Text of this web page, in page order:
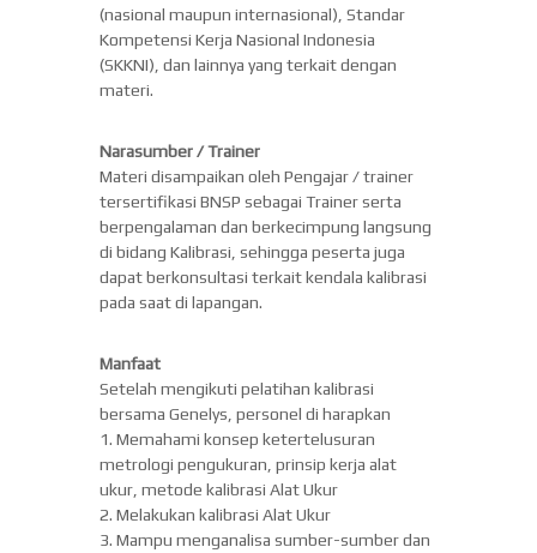
(nasional maupun internasional), Standar
Kompetensi Kerja Nasional Indonesia
(SKKNI), dan lainnya yang terkait dengan
materi.
Narasumber / Trainer
Materi disampaikan oleh Pengajar / trainer
tersertifikasi BNSP sebagai Trainer serta
berpengalaman dan berkecimpung langsung
di bidang Kalibrasi, sehingga peserta juga
dapat berkonsultasi terkait kendala kalibrasi
pada saat di lapangan.
Manfaat
Setelah mengikuti pelatihan kalibrasi
bersama Genelys, personel di harapkan
1. Memahami konsep ketertelusuran
metrologi pengukuran, prinsip kerja alat
ukur, metode kalibrasi Alat Ukur
2. Melakukan kalibrasi Alat Ukur
3. Mampu menganalisa sumber-sumber dan